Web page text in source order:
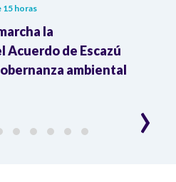
15 horas
la
Acuerdo de Escazú
ambiental
›